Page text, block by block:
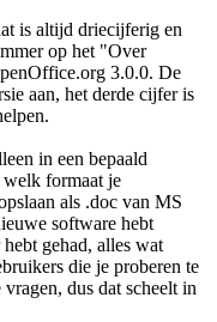
is altijd driecijferig en
op het "Over
3.0.0. De
aan, het derde cijfer is
in een bepaald
welk formaat je
als .doc van MS
software hebt
gehad, alles wat
die je proberen te
dus dat scheelt in